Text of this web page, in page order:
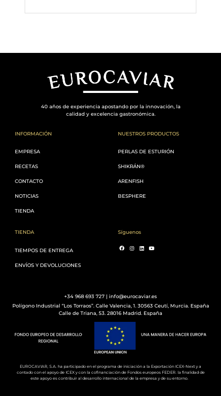
40 años de experiencia apostando por la innovación, la
calidad y excelencia gastronómica.
INFORMACIÓN
EMPRESA
RECETAS
CONTACTO
NOTICIAS
TIENDA
NUESTROS PRODUCTOS
PERLAS DE ESTURIÓN
SHIKRÁN®
ARENFISH
BESPHERE
TIENDA
TIEMPOS DE ENTREGA
ENVÍOS Y DEVOLUCIONES
Síguenos
+34 968 693 727 | info@eurocaviar.es
Polígono Industrial “Los Torraos”. Calle Valencia, 1. 30563 Ceutí, Murcia. España
Calle de Triana, 53. 28016 Madrid. España
EUROCAVIAR, S.A. ha participado en el programa de iniciación a la Exportación ICEX-Next y a
contado con el apoyo de ICEX y con la cofinanciación de Fondos europeos FEDER. la finalidad de
este apoyo es contribuir al desarrollo internacional de la empresa y de su entorno.